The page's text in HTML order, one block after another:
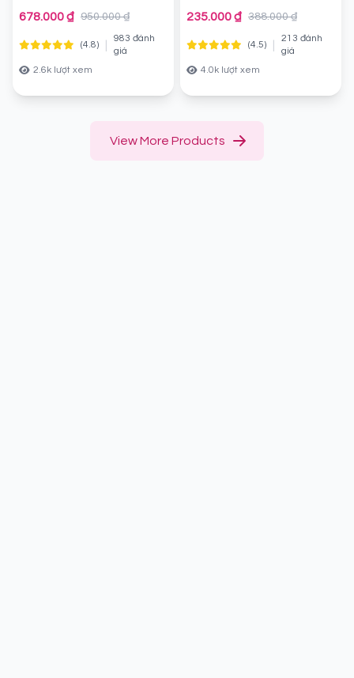
Body Lotion 10% AHA
678.000 ₫ 950.000 ₫
(4.8)
983 đánh
giá
2.6k lượt xem
Chính hãng
235.000 ₫ 388.000 ₫
(4.5)
213 đánh
giá
4.0k lượt xem
View More Products